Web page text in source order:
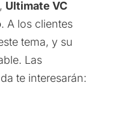
Ultimate VC
. A los clientes
tema, y su
Las
te interesarán: